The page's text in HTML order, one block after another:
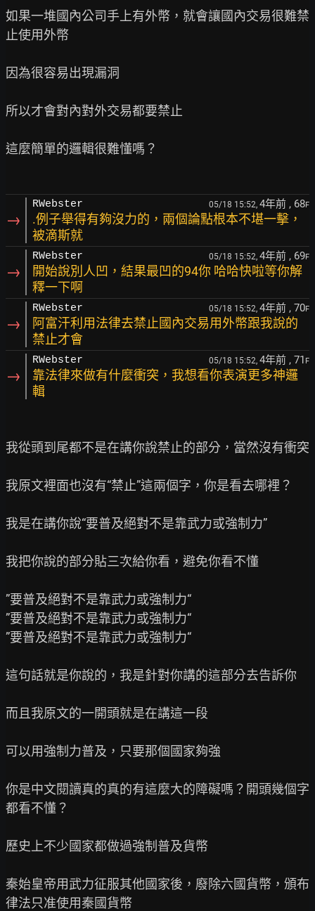
如果一堆國內公司手上有外幣，就會讓國內交易很難禁
止使用外幣
因為很容易出現漏洞
所以才會對內對外交易都要禁止
這麼簡單的邏輯很難懂嗎？
→
RWebster 05/18 15:52, 4年前 , 68F
.例子舉得有夠沒力的，兩個論點根本不堪一擊，
被滴斯就
→
RWebster 05/18 15:52, 4年前 , 69F
開始說別人凹，結果最凹的94你 哈哈快啦等你解
釋一下啊
→
RWebster 05/18 15:52, 4年前 , 70F
阿富汗利用法律去禁止國內交易用外幣跟我說的
禁止才會
→
RWebster 05/18 15:52, 4年前 , 71 F
靠法律來做有什麼衝突，我想看你表演更多神邏
輯
我從頭到尾都不是在講你說禁止的部分，當然沒有衝突
我原文裡面也沒有“禁止”這兩個字，你是看去哪裡？
我是在講你說“要普及絕對不是靠武力或強制力”
我把你說的部分貼三次給你看，避免你看不懂
”要普及絕對不是靠武力或強制力“
”要普及絕對不是靠武力或強制力“
”要普及絕對不是靠武力或強制力“
這句話就是你說的，我是針對你講的這部分去告訴你
而且我原文的一開頭就是在講這一段
可以用強制力普及，只要那個國家夠強
你是中文閱讀真的真的有這麼大的障礙嗎？開頭幾個字
都看不懂？
歷史上不少國家都做過強制普及貨幣
秦始皇帝用武力征服其他國家後，廢除六國貨幣，頒布
律法只准使用秦國貨幣